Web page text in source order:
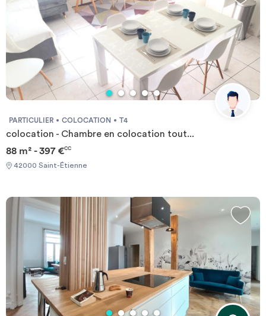
entièrement sécurisée, la résidence bénéficie d'un système de
vidéosurveillance ainsi que d'un contrôle d'accès avec visiophone
dans chaque logement, offrant sécurité et tranquillité d'esprit.
Idéalement implantée en centre-ville de Saint-Étienne, la
résidence se trouve à proximité immédiate de l'École Nationale
Supérieure d'Architecture, de la Cité du Design, du lycée Fauriel,
des principales places du centre-ville, ainsi que de nombreux
commerces, restaurants, services, lignes de tramway et arrêts de
bus. Grâce à son emplacement privilégié, cette résidence
établissement d'enseignement.
PARTICULIER COLOCATION T4
colocation - Chambre en colocation tout...
88 m² - 397 €CC
42000 Saint-Étienne